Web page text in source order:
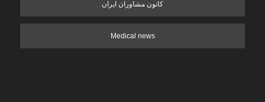
کانون مشاوران ایران
Medical news